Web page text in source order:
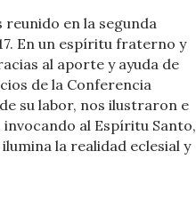
reunido en la segunda
En un espíritu fraterno y
al aporte y ayuda de
de la Conferencia
su labor, nos ilustraron e
al Espíritu Santo,
la realidad eclesial y